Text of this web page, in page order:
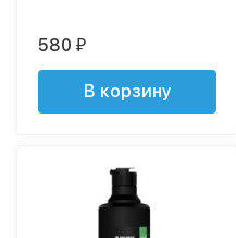
580₽
В корзину